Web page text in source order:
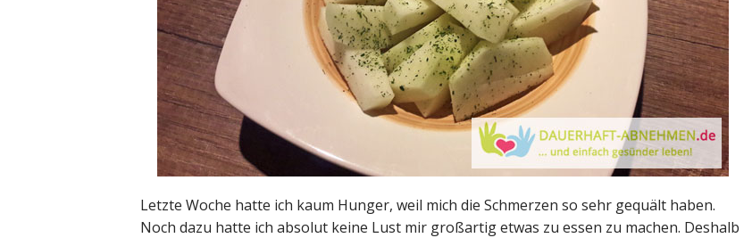
Letzte Woche hatte ich kaum Hunger, weil mich die Schmerzen so sehr gequält haben.
Noch dazu hatte ich absolut keine Lust mir großartig etwas zu essen zu machen. Deshalb